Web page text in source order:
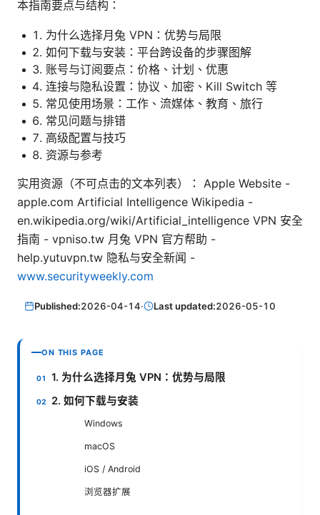
本指南要点与结构：
为什么选择月兔 VPN：优势与局限
如何下载与安装：平台跨设备的步骤图解
账号与订阅要点：价格、计划、优惠
连接与隐私设置：协议、加密、Kill Switch 等
常见使用场景：工作、流媒体、教育、旅行
常见问题与排错
高级配置与技巧
资源与参考
实用资源（不可点击的文本列表）： Apple Website -
apple.com Artificial Intelligence Wikipedia -
en.wikipedia.org/wiki/Artificial_intelligence VPN 安全
指南 - vpniso.tw 月兔 VPN 官方帮助 -
help.yutuvpn.tw 隐私与安全新闻 -
www.securityweekly.com
Published:2026-04-14· Last updated:2026-05-10
ON THIS PAGE
1. 为什么选择月兔 VPN：优势与局限
2. 如何下载与安装
Windows
macOS
iOS / Android
浏览器扩展